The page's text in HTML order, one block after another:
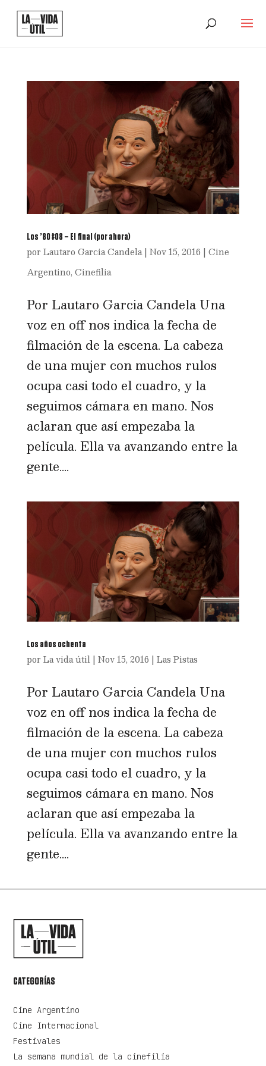
Los ’80 #08 – El final (por ahora)
por Lautaro Garcia Candela| Nov 15, 2016 | Cine
Argentino, Cinefilia
Por Lautaro Garcia Candela Una
voz en off nos indica la fecha de
filmación de la escena. La cabeza
de una mujer con muchos rulos
ocupa casi todo el cuadro, y la
seguimos cámara en mano. Nos
aclaran que así empezaba la
película. Ella va avanzando entre la
gente....
Los años ochenta
por La vida útil| Nov 15, 2016 | Las Pistas
Por Lautaro Garcia Candela Una
voz en off nos indica la fecha de
filmación de la escena. La cabeza
de una mujer con muchos rulos
ocupa casi todo el cuadro, y la
seguimos cámara en mano. Nos
aclaran que así empezaba la
película. Ella va avanzando entre la
gente....
CATEGORÍAS
Cine Argentino
Cine Internacional
Festivales
La semana mundial de la cinefilia